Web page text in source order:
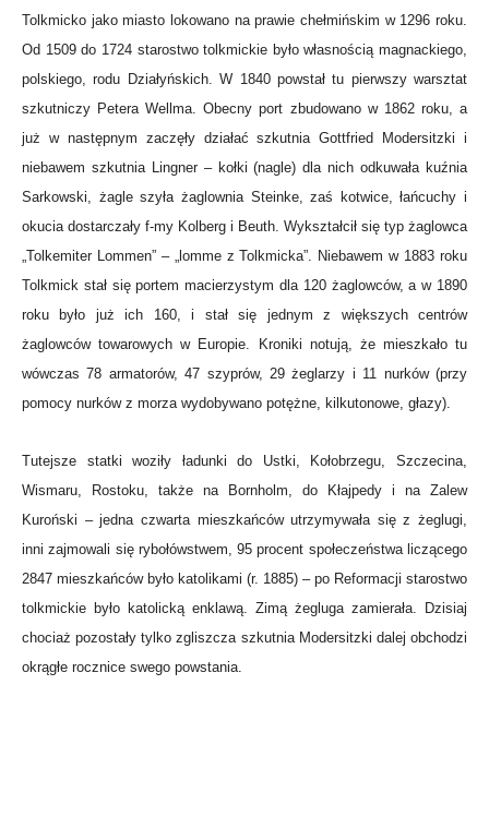
Tolkmicko jako miasto lokowano na prawie chełmińskim w 1296 roku.
Od 1509 do 1724 starostwo tolkmickie było własnością magnackiego,
polskiego, rodu Działyńskich. W 1840 powstał tu pierwszy warsztat
szkutniczy Petera Wellma. Obecny port zbudowano w 1862 roku, a
już w następnym zaczęły działać szkutnia Gottfried Modersitzki i
niebawem szkutnia Lingner – kołki (nagle) dla nich odkuwała kuźnia
Sarkowski, żagle szyła żaglownia Steinke, zaś kotwice, łańcuchy i
okucia dostarczały f-my Kolberg i Beuth. Wykształcił się typ żaglowca
„Tolkemiter Lommen” – „lomme z Tolkmicka”. Niebawem w 1883 roku
Tolkmick stał się portem macierzystym dla 120 żaglowców, a w 1890
roku było już ich 160, i stał się jednym z większych centrów
żaglowców towarowych w Europie. Kroniki notują, że mieszkało tu
wówczas 78 armatorów, 47 szyprów, 29 żeglarzy i 11 nurków (przy
pomocy nurków z morza wydobywano potężne, kilkutonowe, głazy).
Tutejsze statki woziły ładunki do Ustki, Kołobrzegu, Szczecina,
Wismaru, Rostoku, także na Bornholm, do Kłajpedy i na Zalew
Kuroński – jedna czwarta mieszkańców utrzymywała się z żeglugi,
inni zajmowali się rybołówstwem, 95 procent społeczeństwa liczącego
2847 mieszkańców było katolikami (r. 1885) – po Reformacji starostwo
tolkmickie było katolicką enklawą. Zimą żegluga zamierała. Dzisiaj
chociaż pozostały tylko zgliszcza szkutnia Modersitzki dalej obchodzi
okrągłe rocznice swego powstania.